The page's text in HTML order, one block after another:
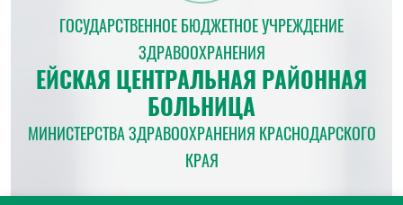
ГОСУДАРСТВЕННОЕ БЮДЖЕТНОЕ УЧРЕЖДЕНИЕ
ЗДРАВООХРАНЕНИЯ
ЕЙСКАЯ ЦЕНТРАЛЬНАЯ РАЙОННАЯ
БОЛЬНИЦА
МИНИСТЕРСТВА ЗДРАВООХРАНЕНИЯ КРАСНОДАРСКОГО
КРАЯ